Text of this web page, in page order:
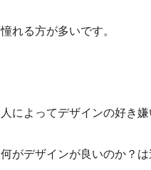
憧れる方が多いです。
人によってデザインの好き
何がデザインが良いのか？は